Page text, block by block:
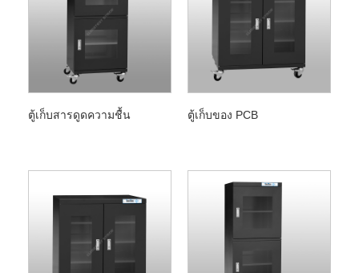
ตู้เก็บสารดูดความชื้น ตู้เก็บของ PCB